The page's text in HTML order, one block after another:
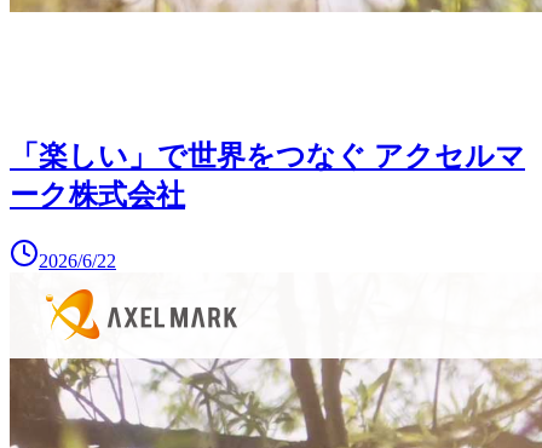
「楽しい」で世界をつなぐ アクセルマ
ーク株式会社
2026/6/22